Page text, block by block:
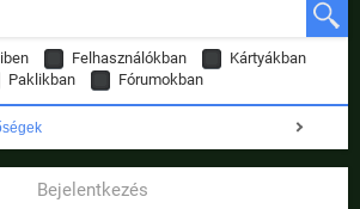
Felhasználókban
Kártyákban
Paklikban
Fórumokban
Bejelentkezés